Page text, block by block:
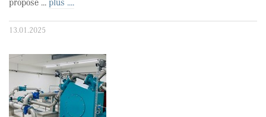
propose ... plus ....
13.01.2025